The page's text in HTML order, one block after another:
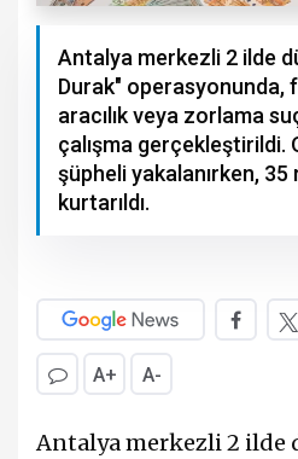
Antalya merkezli 2 ilde
Durak" operasyonunda,
aracılık veya zorlama
çalışma gerçekleştirildi.
şüpheli yakalanırken, 35
kurtarıldı.
A+ A-
Antalya merkezli 2 ilde